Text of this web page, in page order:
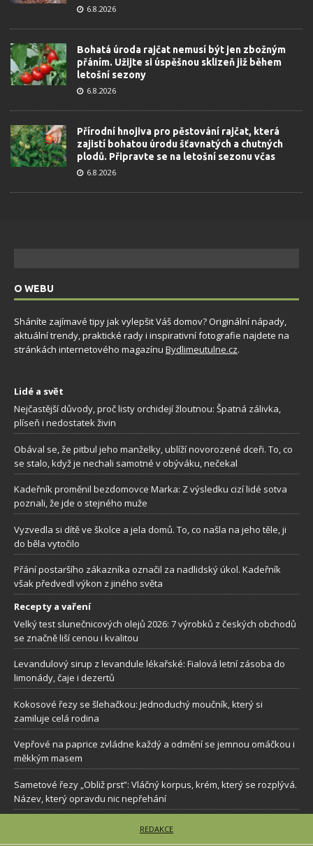
6.8.2026
Bohatá úroda rajčat nemusí být jen zbožným
přáním. Užijte si úspěšnou sklizeň již během
letošní sezony
6.8.2026
Přírodní hnojiva pro pěstování rajčat, která
zajistí bohatou úrodu šťavnatých a chutných
plodů. Připravte se na letošní sezonu včas
6.8.2026
O WEBU
Sháníte zajímavé tipy jak vylepšit Váš domov? Originální nápady,
aktuální trendy, praktické rady i inspirativní fotografie najdete na
stránkách internetového magazínu Bydlimeutulne.cz.
Lidé a svět
Nejčastější důvody, proč listy orchidejí žloutnou: Špatná zálivka,
plíseň i nedostatek živin
Obával se, že pitbul jeho manželky, ublíží novorozené dceři. To, co
se stalo, když je nechali samotné v obýváku, nečekal
Kadeřník proměnil bezdomovce Marka: Z výsledku cizí lidé sotva
poznali, že jde o stejného muže
Vyzvedla si dítě ve školce a jela domů. To, co našla na jeho těle, ji
do běla vytočilo
Přání postaršího zákazníka označil za nadlidský úkol. Kadeřník
však předvedl výkon z jiného světa
Recepty a vaření
Velký test slunečnicových olejů 2026: 7 výrobků z českých obchodů
se značně liší cenou i kvalitou
Levandulový sirup z levandule lékařské: Fialová letní zásoba do
limonády, čaje i dezertů
Kokosové řezy se šlehačkou: Jednoduchý moučník, který si
zamiluje celá rodina
Vepřové na paprice zvládne každý a odmění se jemnou omáčkou i
měkkým masem
Sametové řezy „Obliž prst”: Vláčný korpus, krém, který se rozplývá.
Název, který opravdu nic nepřehání
REDAKCE